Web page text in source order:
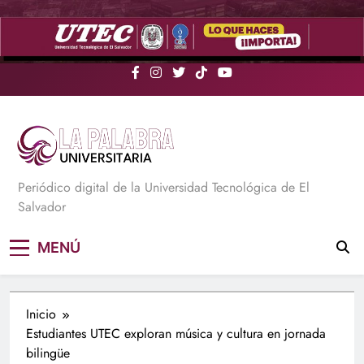
Saltar
La Palabra Universitaria
Periódico digital de la Universidad Tecnológica de El
Salvador
MENÚ
Inicio
Estudiantes UTEC exploran música y cultura en jornada
bilingüe